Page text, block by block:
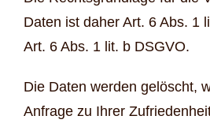
Daten ist daher Art. 6 Abs. 1
Art. 6 Abs. 1 lit. b DSGVO.
Die Daten werden gelöscht,
Anfrage zu Ihrer